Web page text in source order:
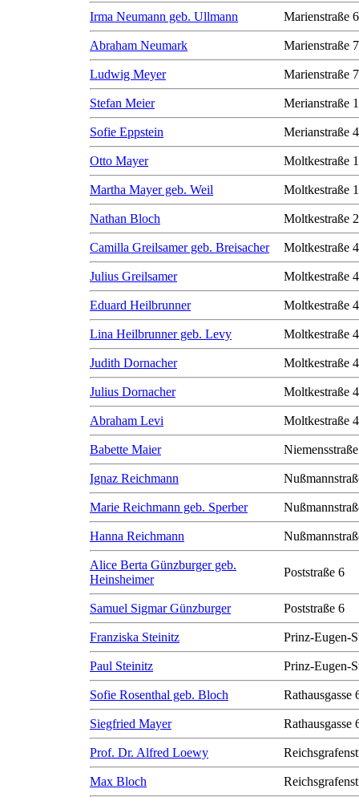
Irma Neumann geb. Ullmann Marienstraße 6
Abraham Neumark Marienstraße 7
Ludwig Meyer Marienstraße 7
Stefan Meier Merianstraße
Sofie Eppstein Merianstraße
Otto Mayer Moltkestraße
Martha Mayer geb. Weil Moltkestraße
Nathan Bloch Moltkestraße
Camilla Greilsamer geb. Breisacher Moltkestraße
Julius Greilsamer Moltkestraße
Eduard Heilbrunner Moltkestraße
Lina Heilbrunner geb. Levy Moltkestraße
Judith Dornacher Moltkestraße
Julius Dornacher Moltkestraße
Abraham Levi Moltkestraße
Babette Maier
Ignaz Reichmann
Marie Reichmann geb. Sperber
Hanna Reichmann
Alice Berta Günzburger geb.
Heinsheimer
Poststraße 6
Samuel Sigmar Günzburger Poststraße 6
Franziska Steinitz Prinz-Eugen-
Paul Steinitz Prinz-Eugen-
Sofie Rosenthal geb. Bloch Rathausgasse
Siegfried Mayer Rathausgasse
Prof. Dr. Alfred Loewy
Max Bloch